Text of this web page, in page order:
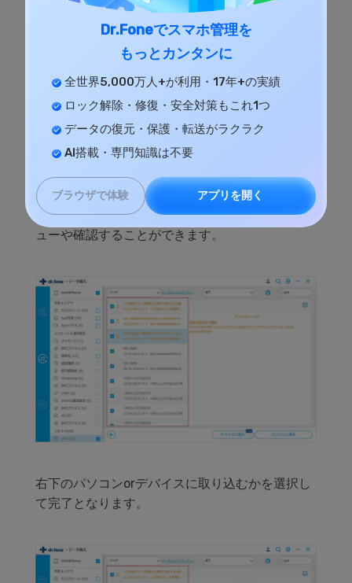
Dr.Foneでスマホ管理を
もっとカンタンに
全世界5,000万人+が利用・17年+の実績
ロック解除・修復・安全対策もこれ1つ
データの復元・保護・転送がラクラク
AI搭載・専門知識は不要
ブラウザで体験 アプリを開く
ステップ 3.iTunes復元ソフトで
iPhoneのデータを取り出し復元し
ます。
ここでは、iTunesバックアップファイル内のすべ
てのデータ内容が表示されて、一つずつをプレビ
ューや確認することができます。
右下のパソコンorデバイスに取り込むかを選択し
て完了となります。